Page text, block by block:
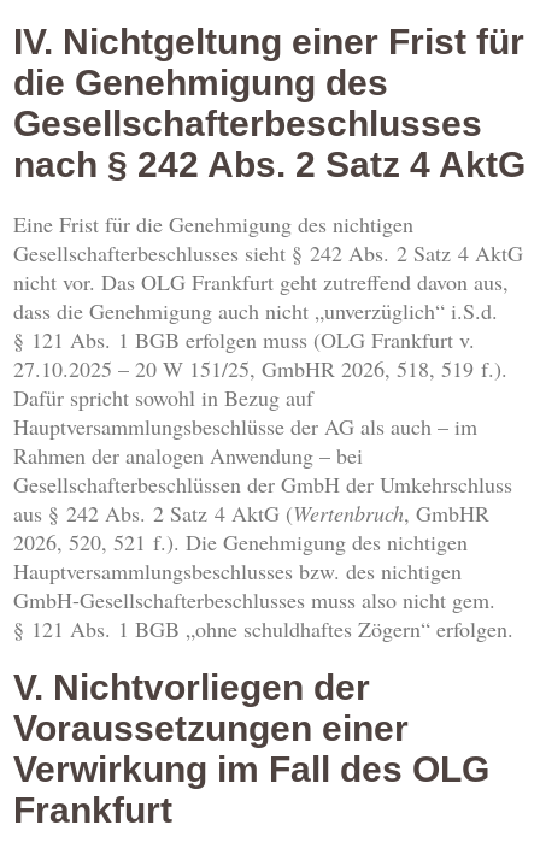
IV. Nichtgeltung einer Frist für
die Genehmigung des
Gesellschafterbeschlusses
nach § 242 Abs. 2 Satz 4 AktG
Eine Frist für die Genehmigung des nichtigen
Gesellschafterbeschlusses sieht § 242 Abs. 2 Satz 4 AktG
nicht vor. Das OLG Frankfurt geht zutreffend davon aus,
dass die Genehmigung auch nicht „unverzüglich“ i.S.d.
§ 121 Abs. 1 BGB erfolgen muss (OLG Frankfurt v.
27.10.2025 – 20 W 151/25, GmbHR 2026, 518, 519 f.).
Dafür spricht sowohl in Bezug auf
Hauptversammlungsbeschlüsse der AG als auch – im
Rahmen der analogen Anwendung – bei
Gesellschafterbeschlüssen der GmbH der Umkehrschluss
aus § 242 Abs. 2 Satz 4 AktG (Wertenbruch, GmbHR
2026, 520, 521 f.). Die Genehmigung des nichtigen
Hauptversammlungsbeschlusses bzw. des nichtigen
GmbH-Gesellschafterbeschlusses muss also nicht gem.
§ 121 Abs. 1 BGB „ohne schuldhaftes Zögern“ erfolgen.
V. Nichtvorliegen der
Voraussetzungen einer
Verwirkung im Fall des OLG
Frankfurt